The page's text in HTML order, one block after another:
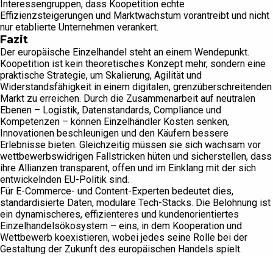
Interessengruppen, dass Koopetition echte
Effizienzsteigerungen und Marktwachstum vorantreibt und nicht
nur etablierte Unternehmen verankert.
Fazit
Der europäische Einzelhandel steht an einem Wendepunkt.
Koopetition ist kein theoretisches Konzept mehr, sondern eine
praktische Strategie, um Skalierung, Agilität und
Widerstandsfähigkeit in einem digitalen, grenzüberschreitenden
Markt zu erreichen. Durch die Zusammenarbeit auf neutralen
Ebenen – Logistik, Datenstandards, Compliance und
Kompetenzen – können Einzelhändler Kosten senken,
Innovationen beschleunigen und den Käufern bessere
Erlebnisse bieten. Gleichzeitig müssen sie sich wachsam vor
wettbewerbswidrigen Fallstricken hüten und sicherstellen, dass
ihre Allianzen transparent, offen und im Einklang mit der sich
entwickelnden EU-Politik sind.
Für E-Commerce- und Content-Experten bedeutet dies,
standardisierte Daten, modulare Tech-Stacks. Die Belohnung ist
ein dynamischeres, effizienteres und kundenorientiertes
Einzelhandelsökosystem – eins, in dem Kooperation und
Wettbewerb koexistieren, wobei jedes seine Rolle bei der
Gestaltung der Zukunft des europäischen Handels spielt.